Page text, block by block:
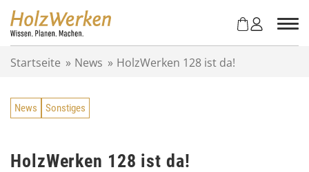
Startseite » News » HolzWerken 128 ist da!
News Sonstiges
HolzWerken 128 ist da!